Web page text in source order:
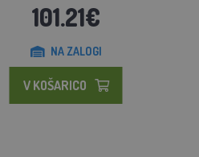
101.21€
NA ZALOGI
V KOŠARICO